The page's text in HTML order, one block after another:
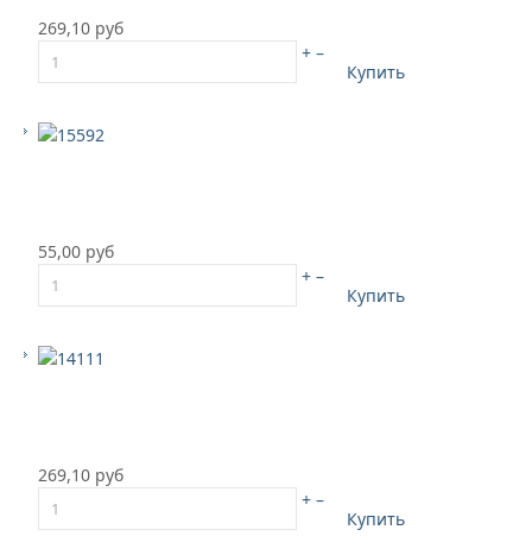
269,10 руб
+ –
Купить
55,00 руб
+ –
Купить
269,10 руб
+ –
Купить